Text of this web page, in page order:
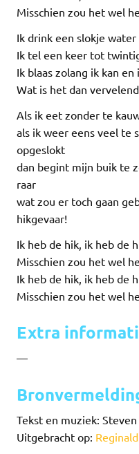
Misschien zou het wel
Ik drink een slokje
Ik tel een keer tot
Ik blaas zolang ik kan
Wat is het dan
Als ik eet zonder te
als ik weer eens veel te
opgeslokt
dan begint mijn buik te
raar
wat zou er toch gaan
hikgevaar!
Ik heb de hik, ik heb de
Misschien zou het wel
Ik heb de hik, ik heb de
Misschien zou het wel
Extra
—
Tekst en muziek:
Uitgebracht op: